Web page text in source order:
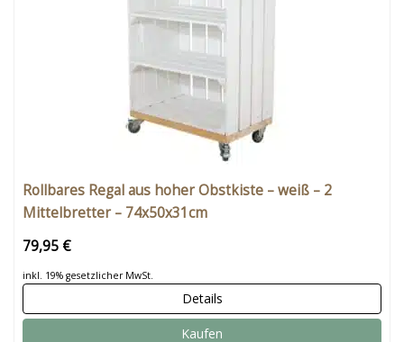
Rollbares Regal aus hoher Obstkiste – weiß – 2
Mittelbretter – 74x50x31cm
79,95 €
inkl. 19% gesetzlicher MwSt.
Details
Kaufen